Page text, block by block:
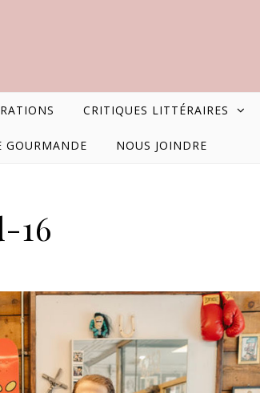
CRITIQUES LITTÉRAIRES
GOURMANDE NOUS JOINDRE
16